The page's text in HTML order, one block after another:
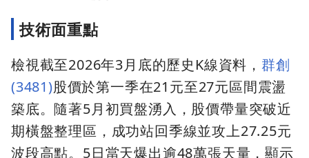
技術面重點
檢視截至2026年3月底的歷史K線資料， 群創
(3481)股價於第一季在21元至27元區間震盪
築底。隨著5月初買盤湧入，股價帶量突破近
期橫盤整理區，成功站回季線並攻上27.25元
波段高點。5日當天爆出逾48萬張天量，顯示